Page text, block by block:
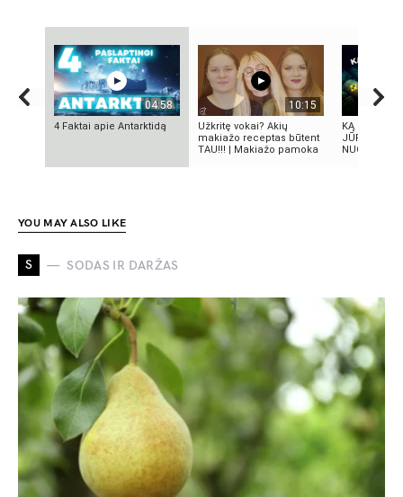
04:58
4 Faktai apie Antarktidą
10:15
Užkritę vokai? Akių
makiažo receptas būtent
TAU!!! | Makiažo pamoka
KĄ SLEPIA
JŪRA? 5
YOU MAY ALSO LIKE
S SODAS IR DARŽAS